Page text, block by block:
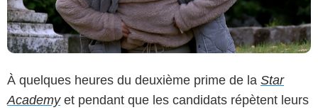
À quelques heures du deuxième prime de la Star
Academyet pendant que les candidats répètent leurs